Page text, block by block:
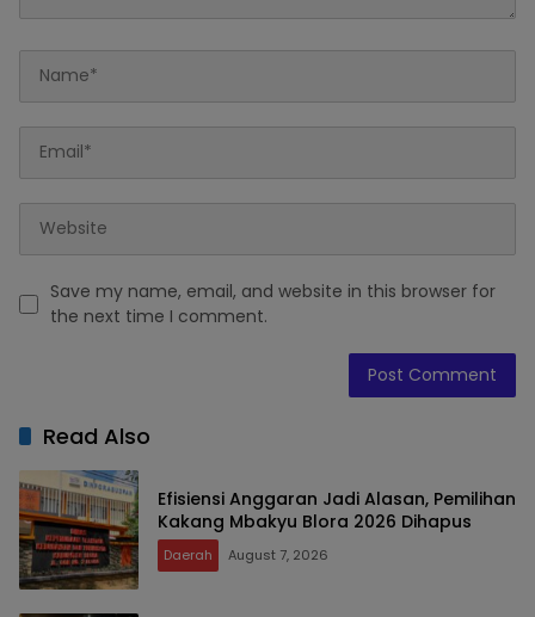
Save my name, email, and website in this browser for
the next time I comment.
Read Also
Efisiensi Anggaran Jadi Alasan, Pemilihan
Kakang Mbakyu Blora 2026 Dihapus
Daerah August 7, 2026